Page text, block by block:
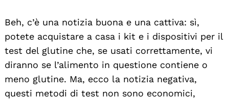
Beh, c’è una notizia buona e una cattiva: sì,
potete acquistare a casa i kit e i dispositivi per il
test del glutine che, se usati correttamente, vi
diranno se l’alimento in questione contiene o
meno glutine. Ma, ecco la notizia negativa,
questi metodi di test non sono economici,